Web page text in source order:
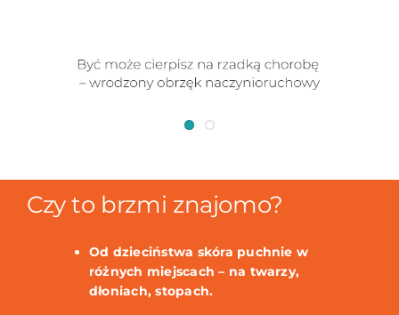
Czy to brzmi znajomo?
Od dzieciństwa skóra puchnie w
różnych miejscach – na twarzy,
dłoniach, stopach.